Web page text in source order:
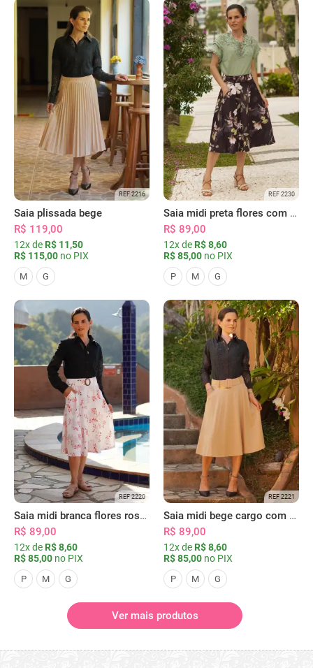
REF 2216
Saia plissada bege
R$ 119,00
12x de R$ 11,50
R$ 115,00 no PIX
M G
REF 2230
Saia midi preta flores com bolsos
R$ 89,00
12x de R$ 8,60
R$ 85,00 no PIX
P M G
REF 2220
Saia midi branca flores rosas com bolsos
R$ 89,00
12x de R$ 8,60
R$ 85,00 no PIX
P M G
REF 2221
Saia midi bege cargo com bolsos
R$ 89,00
12x de R$ 8,60
R$ 85,00 no PIX
P M G
Ver mais produtos